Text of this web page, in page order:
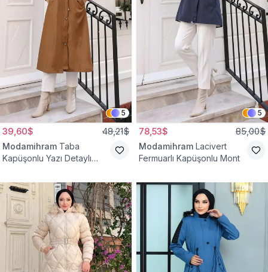
5
39,60$ 48,21$
Modamihram Taba
Kapüşonlu Yazı Detaylı
5
78,53$ 85,00$
Modamihram Lacivert
Fermuarlı Kapüşonlu Mont